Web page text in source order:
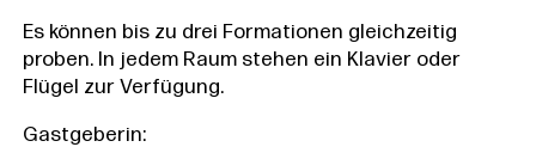
Es können bis zu drei Formationen gleichzeitig
proben. In jedem Raum stehen ein Klavier oder
Flügel zur Verfügung.
Gastgeberin: